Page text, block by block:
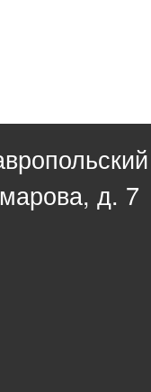
д. 7